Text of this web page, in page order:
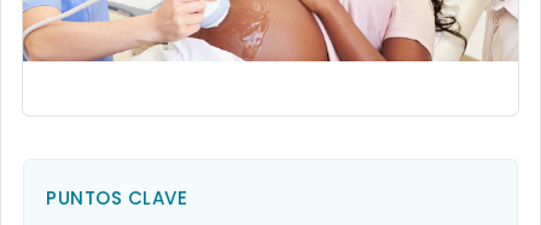
PUNTOS CLAVE